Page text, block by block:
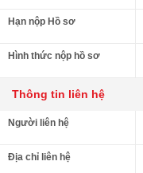
Hạn nộp Hồ sơ
Hình thức nộp hồ sơ
Thông tin liên hệ
Người liên hệ
Địa chỉ liên hệ